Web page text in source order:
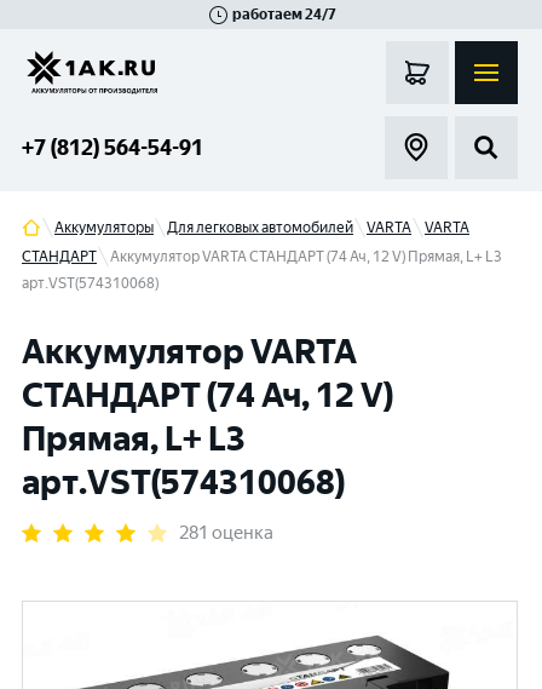
работаем 24/7
+7 (812) 564-54-91
Аккумуляторы Для легковых автомобилей VARTA
VARTA
СТАНДАРТ
Аккумулятор VARTA СТАНДАРТ (74 Ач, 12 V) Прямая, L+ L3
арт.VST(574310068)
Аккумулятор VARTA
СТАНДАРТ (74 Ач, 12 V)
Прямая, L+ L3
арт.VST(574310068)
281 оценка
Гатчина